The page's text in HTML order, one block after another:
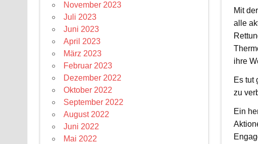
Mit
alle
ihre
Es tut
zu
Ein
November 2023
Juli 2023
Juni 2023
April 2023
März 2023
Februar 2023
Dezember 2022
Oktober 2022
September 2022
August 2022
Juni 2022
Mai 2022